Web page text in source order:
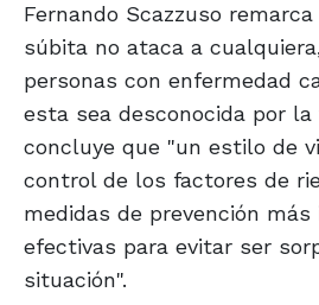
Fernando Scazzuso
súbita no ataca a
personas con enfermedad
esta sea desconocida por la
concluye que "un estilo de
control de los factores de
medidas de prevención
efectivas para evitar ser
situación".